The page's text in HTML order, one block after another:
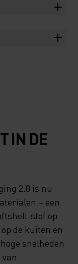
IN DE
2.0 is nu
– een
stof op
de kuiten en
snelheden